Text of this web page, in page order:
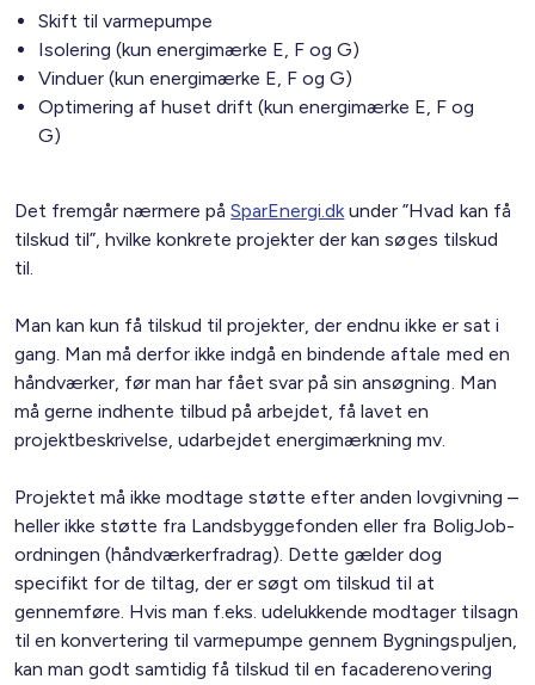
Skift til varmepumpe
Isolering (kun energimærke E, F og G)
Vinduer (kun energimærke E, F og G)
Optimering af huset drift (kun energimærke E, F og
G)
Det fremgår nærmere påSparEnergi.dkunder ”Hvad kan få
tilskud til”, hvilke konkrete projekter der kan søges tilskud
til.
Man kan kun få tilskud til projekter, der endnu ikke er sat i
gang. Man må derfor ikke indgå en bindende aftale med en
håndværker, før man har fået svar på sin ansøgning. Man
må gerne indhente tilbud på arbejdet, få lavet en
projektbeskrivelse, udarbejdet energimærkning mv.
Projektet må ikke modtage støtte efter anden lovgivning –
heller ikke støtte fra Landsbyggefonden eller fra BoligJob-
ordningen (håndværkerfradrag). Dette gælder dog
specifikt for de tiltag, der er søgt om tilskud til at
gennemføre. Hvis man f.eks. udelukkende modtager tilsagn
til en konvertering til varmepumpe gennem Bygningspuljen,
kan man godt samtidig få tilskud til en facaderenovering